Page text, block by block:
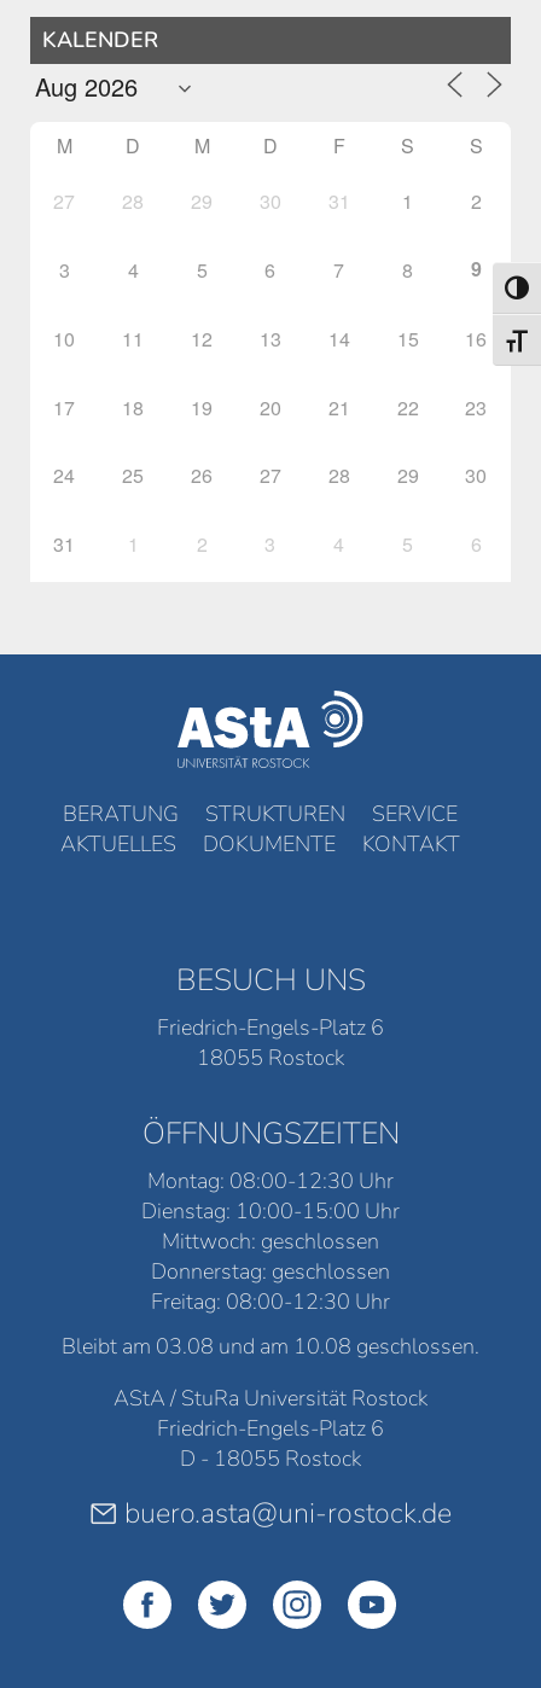
KALENDER
M D M D F S S
27 28 29 30 31 1 2
3 4 5 6 7 8 9
10 11 12 13 14 15 16
17 18 19 20 21 22 23
24 25 26 27 28 29 30
31 1 2 3 4 5 6
BERATUNG STRUKTUREN
SERVICE
AKTUELLES
DOKUMENTE KONTAKT
BESUCH UNS
Friedrich-Engels-Platz 6
18055 Rostock
ÖFFNUNGSZEITEN
Montag: 08:00-12:30 Uhr
Dienstag: 10:00-15:00 Uhr
Mittwoch: geschlossen
Donnerstag: geschlossen
Freitag: 08:00-12:30 Uhr
Bleibt am 03.08 und am 10.08 geschlossen.
AStA / StuRa Universität Rostock
Friedrich-Engels-Platz 6
D - 18055 Rostock
buero.asta@uni-rostock.de